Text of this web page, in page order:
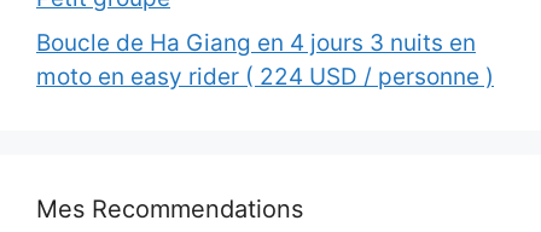
Boucle de Ha Giang en 4 jours 3 nuits en
moto en easy rider ( 224 USD / personne )
Mes Recommendations